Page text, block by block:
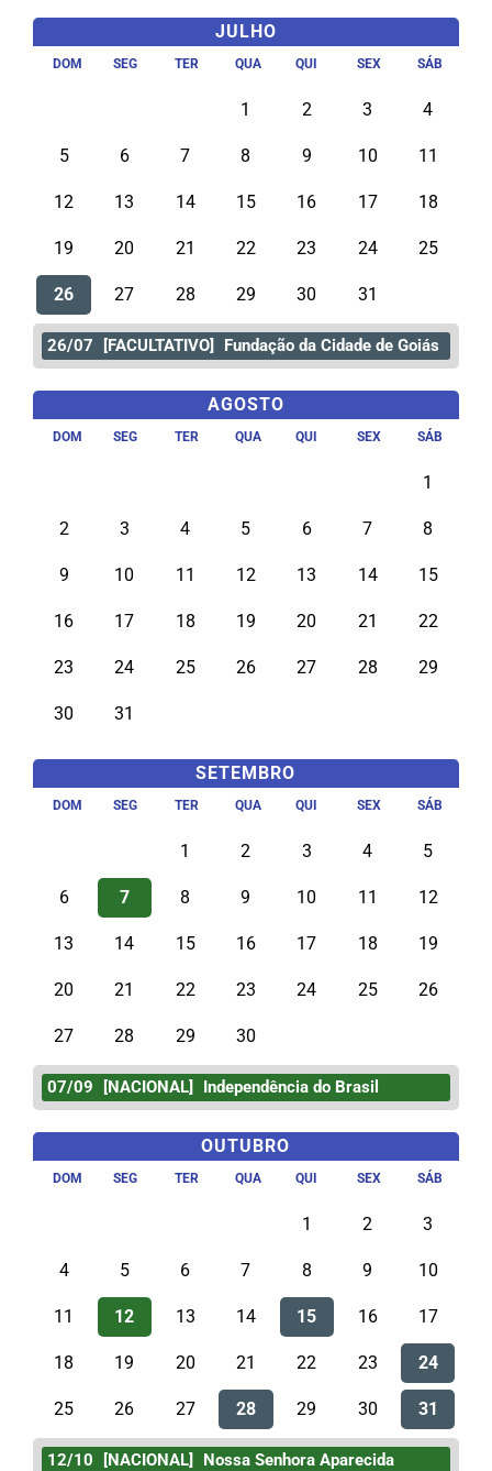
JULHO
DOM SEG TER QUA QUI SEX SÁB
1 2 3 4
5 6 7 8 9 10 11
12 13 14 15 16 17 18
19 20 21 22 23 24 25
26 27 28 29 30 31
26/07 [FACULTATIVO] Fundação da Cidade de Goiás
AGOSTO
DOM SEG TER QUA QUI SEX SÁB
1
2 3 4 5 6 7 8
9 10 11 12 13 14 15
16 17 18 19 20 21 22
23 24 25 26 27 28 29
30 31
SETEMBRO
DOM SEG TER QUA QUI SEX SÁB
1 2 3 4 5
6 7 8 9 10 11 12
13 14 15 16 17 18 19
20 21 22 23 24 25 26
27 28 29 30
07/09 [NACIONAL] Independência do Brasil
OUTUBRO
DOM SEG TER QUA QUI SEX SÁB
1 2 3
4 5 6 7 8 9 10
11 12 13 14 15 16 17
18 19 20 21 22 23 24
25 26 27 28 29 30 31
12/10 [NACIONAL]
Nossa Senhora Aparecida